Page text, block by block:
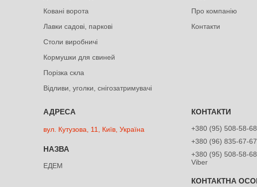
Ковані ворота
Лавки садові, паркові
Столи виробничі
Кормушки для свиней
Порізка скла
Відливи, уголки, снігозатримувачі
Про компанію
Контакти
вул. Кутузова, 11, Київ, Україна
ЕДЕМ
+380 (95) 508-58-68
+380 (96) 835-67-67
+380 (95) 508-58-68
Viber